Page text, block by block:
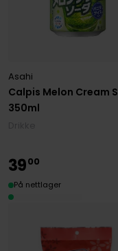
Calpis Melon Cream
350ml
Asahi
3900
På nettlager